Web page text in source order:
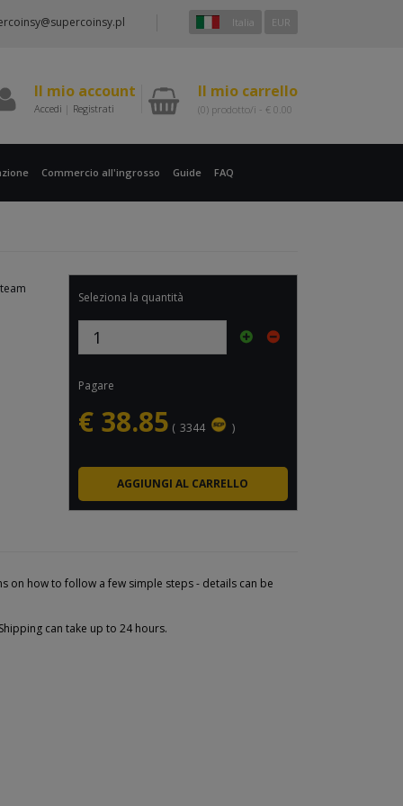
Italia EUR
Il mio account
Accedi | Registrati
Il mio carrello
(0) prodotto/i - € 0.00
Commercio all'ingrosso Guide FAQ
Seleziona la quantità
Pagare
€ 38.85 ( 3344 )
on how to follow a few simple steps - details can be
can take up to 24 hours.